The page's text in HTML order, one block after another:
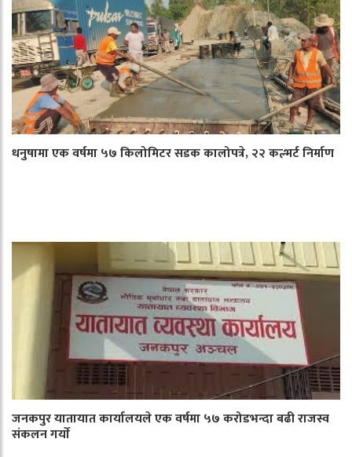
धनुषामा एक वर्षमा ५७ किलोमिटर सडक कालोपत्रे, २२ कल्भर्ट निर्माण
जनकपुर यातायात कार्यालयले एक वर्षमा ५७ करोडभन्दा बढी राजस्व
संकलन गर्याे